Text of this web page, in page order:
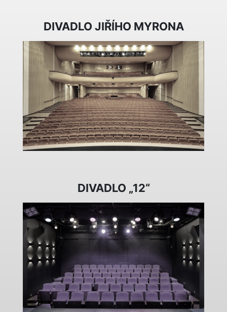
DIVADLO JIŘÍHO MYRONA
DIVADLO „12“